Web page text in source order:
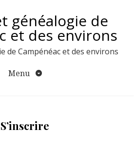
généalogie de
et des environs
de Campénéac et des environs
Menu
S’inscrire